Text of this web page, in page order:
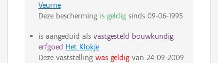
Veurne
Deze bescherming is geldigsinds 09-06-1995
is aangeduid als vastgesteld bouwkundig
erfgoed Het Klokje
Deze vaststelling was geldigvan 24-09-2009